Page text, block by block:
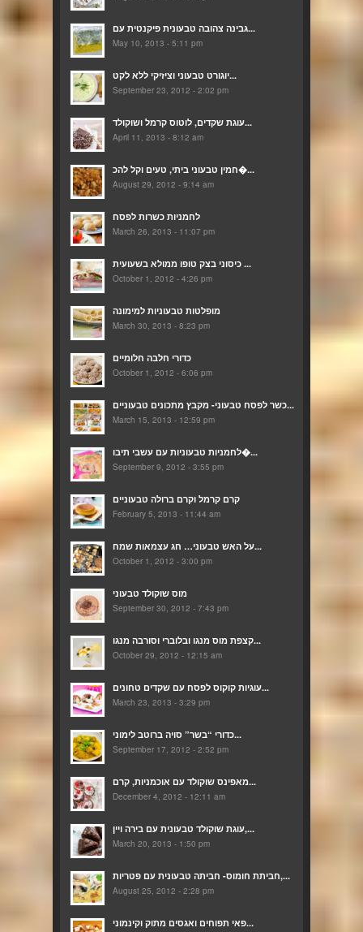
גבינה צהובה טבעונית פיקנטית עם...
May 10, 2013 - 5:11 pm
יוגורט טבעוני וציזיקי ללא לקט...
September 23, 2012 - 2:02 pm
עוגת שקדים, לוטוס קרמל ושוקולד...
April 11, 2013 - 8:12 am
חמין טבעוני ביתי, טעים וקל להכ�...
August 29, 2012 - 9:14 am
לחמניות כשרות לפסח
March 26, 2013 - 11:07 pm
כיסוני בצק טופו ממולא בשעועית ...
October 1, 2012 - 4:26 pm
מופלטות טבעוניות למימונה
March 30, 2013 - 8:23 pm
כדורי חלבה חלומיים
October 1, 2012 - 6:06 pm
כשר לפסח טבעוני- מקבץ מתכונים טבעוניים...
March 15, 2013 - 12:59 pm
לחמניות טבעוניות עם עשבי תיבו�...
September 9, 2012 - 3:55 pm
קרם קרמל וקרם ברולה טבעוניים
February 5, 2013 - 11:44 am
על האש טבעוני… חג עצמאות שמח...
October 1, 2012 - 3:00 pm
מוס שוקולד טבעוני
September 30, 2012 - 7:43 pm
קצפת מוס מנגו ובלוברי וסורבה מנגו...
October 29, 2012 - 12:15 am
עוגיות קוקוס לפסח עם שקדים טחונים...
March 23, 2013 - 3:29 pm
כדורי “בשר” סויה ברוטב לימוני...
September 17, 2012 - 2:52 pm
מאפינס שוקולד עם אוכמניות, קרם...
December 4, 2012 - 12:11 am
עוגת שוקולד טבעונית עם בירה ויין,...
March 20, 2013 - 1:50 pm
חביתת חומוס- חביתה טבעונית עם פטריות,...
August 25, 2012 - 2:28 pm
פאי תפוחים ואגסים מתוק וקינמוני...